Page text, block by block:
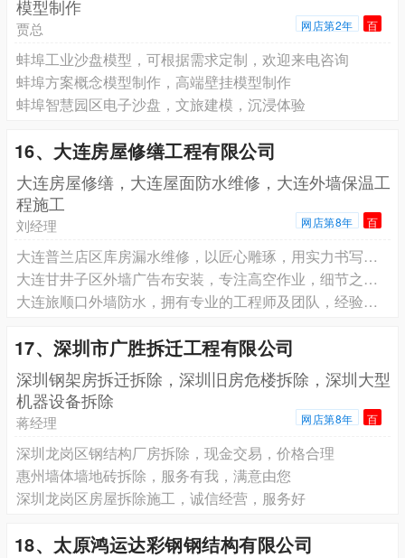
模型制作
贾总 网店第2年 百
蚌埠工业沙盘模型，可根据需求定制，欢迎来电咨询
蚌埠方案概念模型制作，高端壁挂模型制作
蚌埠智慧园区电子沙盘，文旅建模，沉浸体验
16、大连房屋修缮工程有限公司
大连房屋修缮，大连屋面防水维修，大连外墙保温工
程施工
刘经理 网店第8年 百
大连普兰店区库房漏水维修，以匠心雕琢，用实力书写高空作业传奇
大连甘井子区外墙广告布安装，专注高空作业，细节之处见真章
大连旅顺口外墙防水，拥有专业的工程师及团队，经验丰富
17、深圳市广胜拆迁工程有限公司
深圳钢架房拆迁拆除，深圳旧房危楼拆除，深圳大型
机器设备拆除
蒋经理 网店第8年 百
深圳龙岗区钢结构厂房拆除，现金交易，价格合理
惠州墙体墙地砖拆除，服务有我，满意由您
深圳龙岗区房屋拆除施工，诚信经营，服务好
18、太原鸿运达彩钢钢结构有限公司